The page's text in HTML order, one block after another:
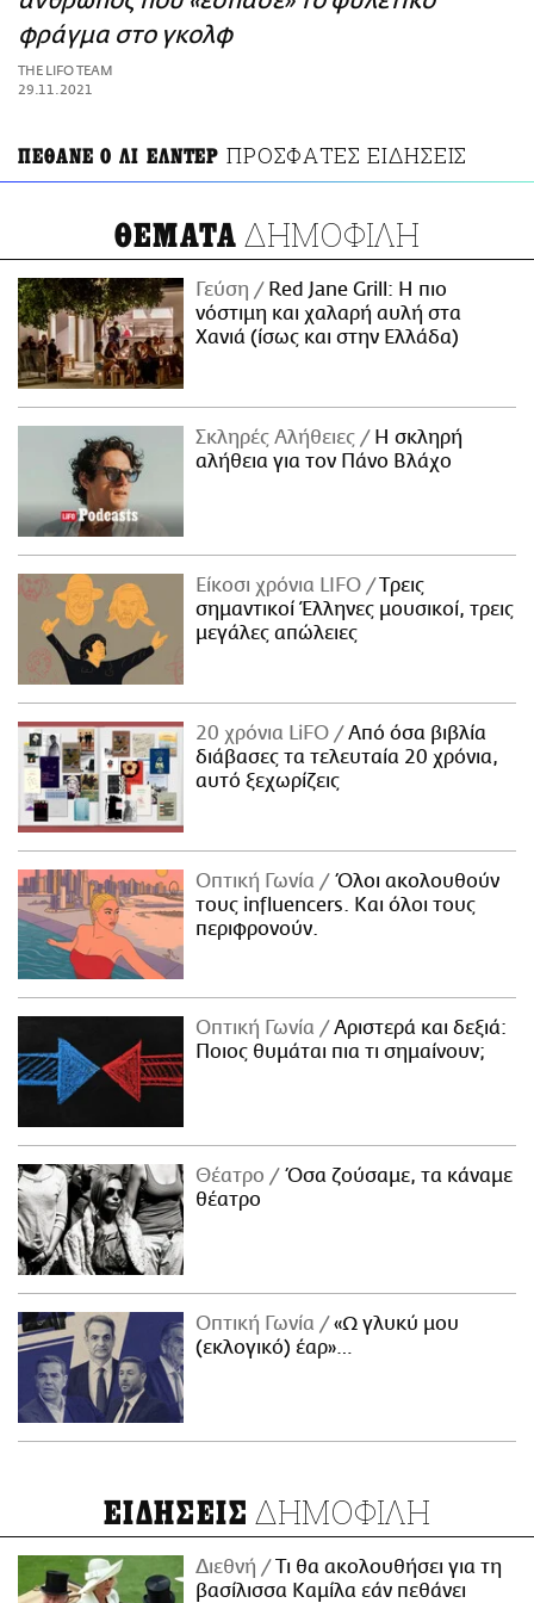
ΑΜΠΑ
PRINT
φράγμα στο γκολφ
THE LIFO TEAM
29.11.2021
ΠΕΘΑΝΕ Ο ΛΙ ΕΛΝΤΕΡ ΠΡΟΣΦΑΤΕΣ ΕΙΔΗΣΕΙΣ
ΘΕΜΑΤΑ ΔΗΜΟΦΙΛΗ
Γεύση
Red Jane Grill: Η πιο
νόστιμη και χαλαρή αυλή στα
Χανιά (ίσως και στην Ελλάδα)
Σκληρές Αλήθειες
H σκληρή
αλήθεια για τον Πάνο Βλάχο
Είκοσι χρόνια LIFO
Tρεις
σημαντικοί Έλληνες μουσικοί, τρεις
μεγάλες απώλειες
20 χρόνια LiFO
Από όσα βιβλία
διάβασες τα τελευταία 20 χρόνια,
αυτό ξεχωρίζεις
Οπτική Γωνία
Όλοι ακολουθούν
τους influencers. Και όλοι τους
περιφρονούν.
Οπτική Γωνία
Αριστερά και δεξιά:
Ποιος θυμάται πια τι σημαίνουν;
Θέατρο
Όσα ζούσαμε, τα κάναμε
θέατρο
Οπτική Γωνία
«Ω γλυκύ μου
(εκλογικό) έαρ»…
ΕΙΔΗΣΕΙΣ ΔΗΜΟΦΙΛΗ
Διεθνή
Τι θα ακολουθήσει για τη
βασίλισσα Καμίλα εάν πεθάνει